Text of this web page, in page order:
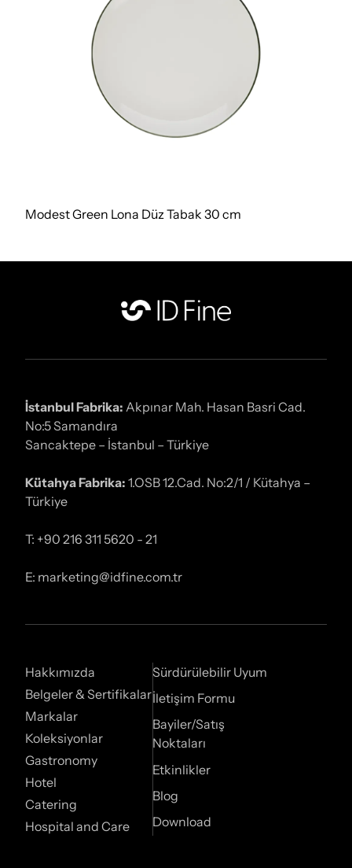
Modest Green Lona Düz Tabak 30 cm
İstanbul Fabrika: Akpınar Mah. Hasan Basri Cad.
No:5 Samandıra
Sancaktepe – İstanbul – Türkiye
Kütahya Fabrika: 1.OSB 12.Cad. No:2/1 / Kütahya –
Türkiye
T: +90 216 311 5620 - 21
E: marketing@idfine.com.tr
Hakkımızda
Belgeler & Sertifikalar
Markalar
Koleksiyonlar
Gastronomy
Hotel
Catering
Hospital and Care
Sürdürülebilir Uyum
İletişim Formu
Bayiler/Satış
Noktaları
Etkinlikler
Blog
Download